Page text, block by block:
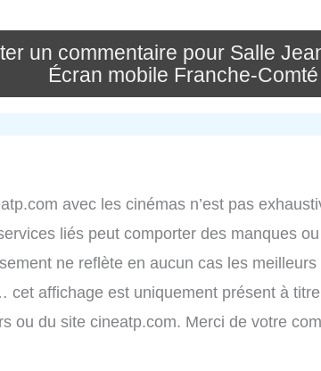
un commentaire pour Salle
Écran mobile Franche-Comté
avec les cinémas n’est pas
liés peut comporter des manques
ne reflète en aucun cas les meilleurs
cet affichage est uniquement présent à
ou du site cineatp.com. Merci de votre